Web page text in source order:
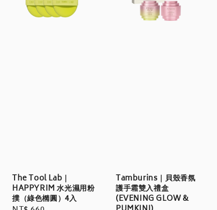
The Tool Lab｜
HAPPYRIM 水光濕用粉
撲（綠色橢圓）4入
Tamburins｜貝殼香氛
護手霜雙入禮盒
(EVENING GLOW &